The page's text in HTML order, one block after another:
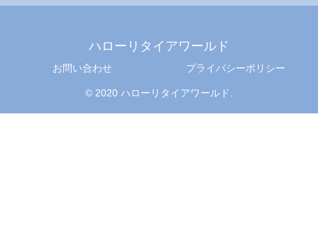
ハローリタイアワールド
お問い合わせ プライバシーポリシー
© 2020 ハローリタイアワールド.